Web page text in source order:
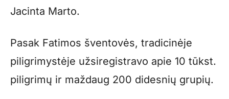
Jacinta Marto.
Pasak Fatimos šventovės, tradicinėje
piligrimystėje užsiregistravo apie 10 tūkst.
piligrimų ir maždaug 200 didesnių grupių.